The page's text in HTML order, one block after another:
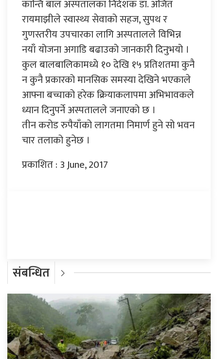
कान्ति बाल अस्पतालका निर्देशक डा. अजित
रायमाझीले स्वास्थ्य सेवाको सहज, सुपथ र
गुणस्तरीय उपचारका लागि अस्पतालले विभिन्न
नयाँ योजना अगाडि बढाउको जानकारी दिनुभयो ।
कुल बालबालिकामध्ये १० देखि १५ प्रतिशतमा कुनै
न कुनै प्रकारको मानसिक समस्या देखिने भएकाले
आफ्ना बच्चाको हरेक क्रियाकलापमा अभिभावकले
ध्यान दिनुपर्ने अस्पतालले जनाएको छ ।
तीन करोड रुपैयाँको लागतमा निमार्ण हुने सो भवन
चार तलाको हुनेछ ।
प्रकाशित : 3 June, 2017
संबन्धित